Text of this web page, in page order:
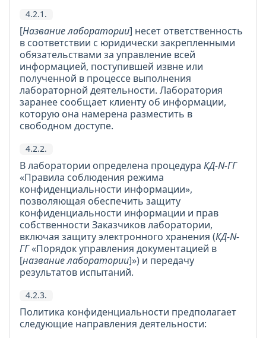
4.2.1.
[Название лаборатории] несет ответственность
в соответствии с юридически закрепленными
обязательствами за управление всей
информацией, поступившей извне или
полученной в процессе выполнения
лабораторной деятельности. Лаборатория
заранее сообщает клиенту об информации,
которую она намерена разместить в
свободном доступе.
4.2.2.
В лаборатории определена процедура КД-N-ГГ
«Правила соблюдения режима
конфиденциальности информации»,
позволяющая обеспечить защиту
конфиденциальности информации и прав
собственности Заказчиков лаборатории,
включая защиту электронного хранения (КД-N-
ГГ«Порядок управления документацией в
[название лаборатории]») и передачу
результатов испытаний.
4.2.3.
Политика конфиденциальности предполагает
следующие направления деятельности: